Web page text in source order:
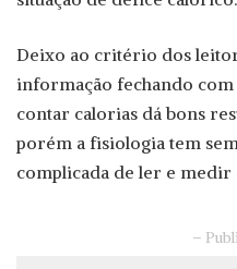
Deixo ao critério dos
informação fechando
contar calorias dá bons
porém a fisiologia tem
complicada de ler e medir
–